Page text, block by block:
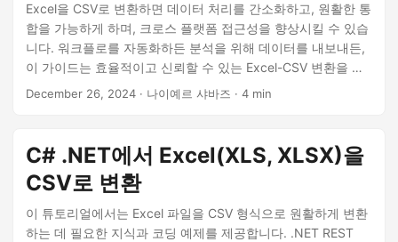
Excel을 CSV로 변환하면 데이터 처리를 간소화하고, 원활한 통
합을 가능하게 하며, 크로스 플랫폼 접근성을 향상시킬 수 있습
니다. 워크플로를 자동화하든 분석을 위해 데이터를 내보내든,
이 가이드는 효율적이고 신뢰할 수 있는 Excel-CSV 변환을 달
성하는 데 도움이 될 것입니다.
December 26, 2024 · 나이예르 샤바즈 · 4 min
C# .NET에서 Excel(XLS, XLSX)을
CSV로 변환
이 튜토리얼에서는 Excel 파일을 CSV 형식으로 원활하게 변환
하는 데 필요한 지식과 코딩 예제를 제공합니다. .NET REST